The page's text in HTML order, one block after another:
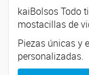
kaiBolsos Todo
mostacillas de
Piezas únicas y
personalizadas.